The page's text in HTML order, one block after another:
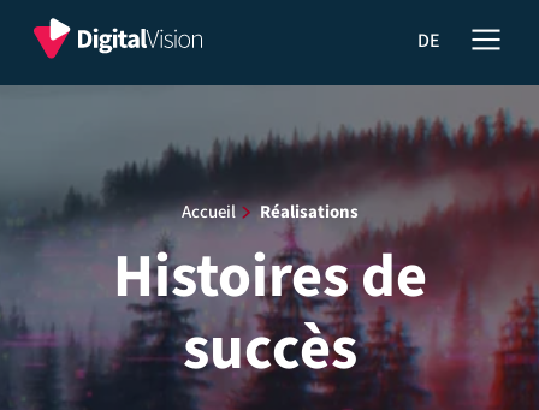
DE
Histoires
succès
Menu
de
navigation
principal
Digital
Vision
Accueil ​Réalisations
Histoires de
succès